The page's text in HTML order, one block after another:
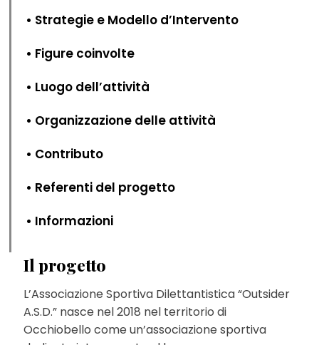
• Strategie e Modello d’Intervento
• Figure coinvolte
• Luogo dell’attività
• Organizzazione delle attività
• Contributo
• Referenti del progetto
• Informazioni
Il progetto
L’Associazione Sportiva Dilettantistica “Outsider
A.S.D.” nasce nel 2018 nel territorio di
Occhiobello come un’associazione sportiva